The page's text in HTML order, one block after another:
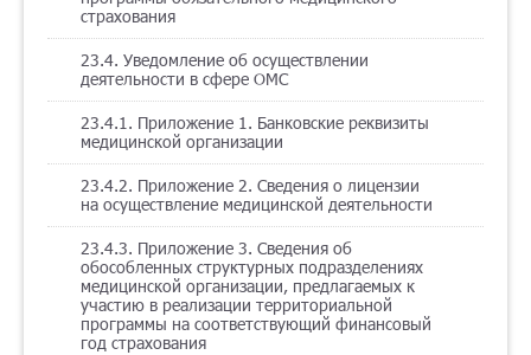
страхования
23.4. Уведомление об осуществлении
деятельности в сфере ОМС
23.4.1. Приложение 1. Банковские реквизиты
медицинской организации
23.4.2. Приложение 2. Сведения о лицензии
на осуществление медицинской деятельности
23.4.3. Приложение 3. Сведения об
обособленных структурных подразделениях
медицинской организации, предлагаемых к
участию в реализации территориальной
программы на соответствующий финансовый
год страхования